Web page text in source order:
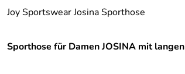
Joy Sportswear Josina Sporthose
Sporthose für Damen JOSINA mit